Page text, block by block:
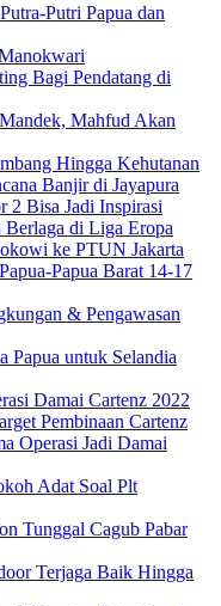
Putri Papua dan
Bagi Pendatang di
Mahfud Akan
Hingga Kehutanan
Banjir di Jayapura
2 Bisa Jadi Inspirasi
di Liga Eropa
ke PTUN Jakarta
Papua Barat 14-17
& Pengawasan
Papua untuk Selandia
Damai Cartenz 2022
Pembinaan Cartenz
Operasi Jadi Damai
Adat Soal Plt
Tunggal Cagub Pabar
Terjaga Baik Hingga